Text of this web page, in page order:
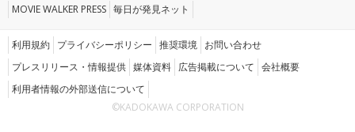
MOVIE WALKER PRESS 毎日が発見ネット
利用規約 プライバシーポリシー 推奨環境 お問い合わせ
プレスリリース・情報提供 媒体資料 広告掲載について 会社概要
利用者情報の外部送信について
©KADOKAWA CORPORATION